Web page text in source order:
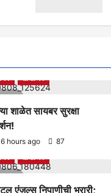
सामाजिक
शाळेत सायबर सुरक्षा
6 hours ago 87
ताज्या बातम्या
निपाणी परिसर
सामाजिक
एंजल्स निपाणीची भरारी;